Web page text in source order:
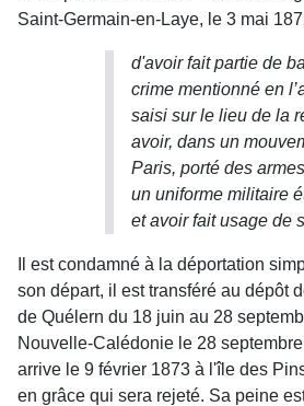
Saint-Germain-en-Laye, le 3 mai
d'avoir fait partie de
crime mentionné en
saisi sur le lieu de la
avoir, dans un
Paris, porté des
un uniforme militaire
et avoir fait usage de
Il est condamné à la déportation
son départ, il est transféré au dépôt
de Quélern du 18 juin au 28
Nouvelle-Calédonie le 28
arrive le 9 février 1873 à l'île des
en grâce qui sera rejeté. Sa peine